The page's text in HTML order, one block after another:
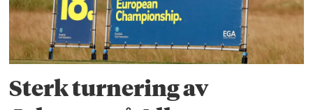
Sterk turnering av